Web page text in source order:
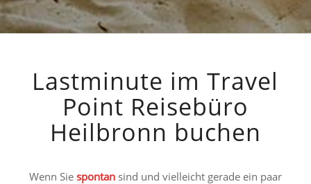
Lastminute im Travel
Point Reisebüro
Heilbronn buchen
Wenn Sie spontansind und vielleicht gerade ein paar